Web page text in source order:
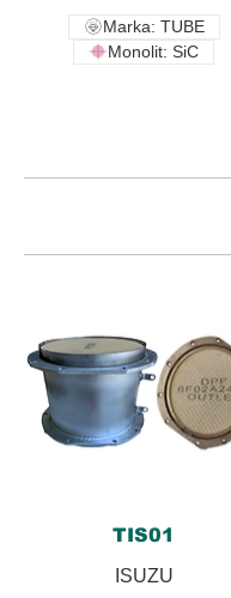
Marka: TUBE
Monolit: SiC
TIS01
ISUZU